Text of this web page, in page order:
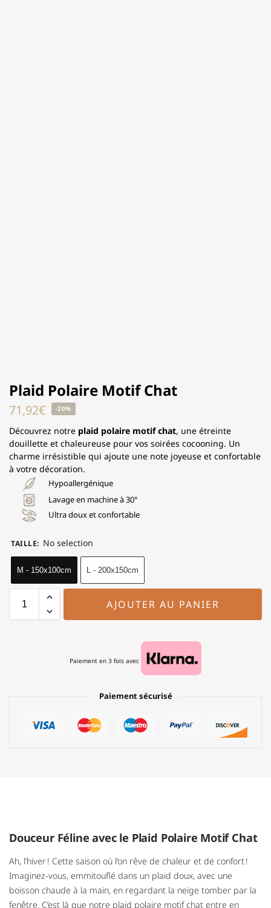
Plaid Polaire Motif Chat
71,92€ -20%
Découvrez notre plaid polaire motif chat, une étreinte
douillette et chaleureuse pour vos soirées cocooning. Un
charme irrésistible qui ajoute une note joyeuse et confortable
à votre décoration.
Hypoallergénique
Lavage en machine à 30°
Ultra doux et confortable
TAILLE: No selection
M - 150x100cm L - 200x150cm
AJOUTER AU PANIER
Paiement en 3 fois avec
Paiement sécurisé
Douceur Féline avec le Plaid Polaire Motif Chat
Ah, l’hiver ! Cette saison où l’on rêve de chaleur et de confort !
Imaginez-vous, emmitouflé dans un plaid doux, avec une
boisson chaude à la main, en regardant la neige tomber par la
fenêtre. C’est là que notre plaid polaire motif chat entre en